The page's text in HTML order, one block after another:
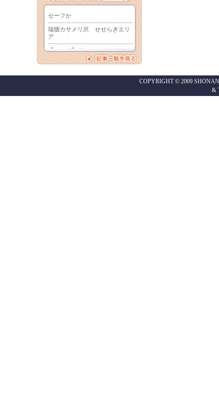
COPYRIGHT © 2009
&